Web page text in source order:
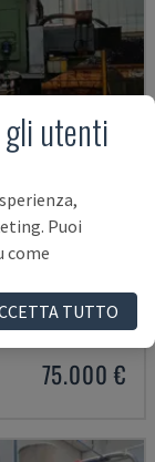
75.000 €
utenti
Puoi
come
TUTTO